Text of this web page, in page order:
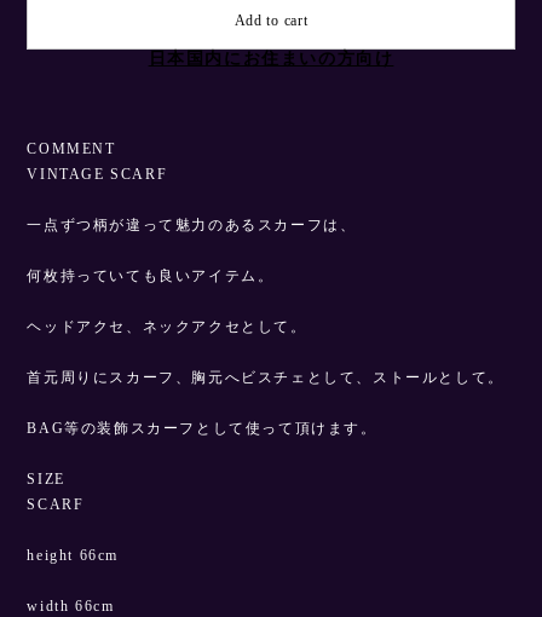
Add to cart
日本国内にお住まいの方向け
COMMENT
VINTAGE SCARF
一点ずつ柄が違って魅力のあるスカーフは、
何枚持っていても良いアイテム。
ヘッドアクセ、ネックアクセとして。
首元周りにスカーフ、胸元へビスチェとして、ストールとして。
BAG等の装飾スカーフとして使って頂けます。
SIZE
SCARF
height 66cm
width 66cm